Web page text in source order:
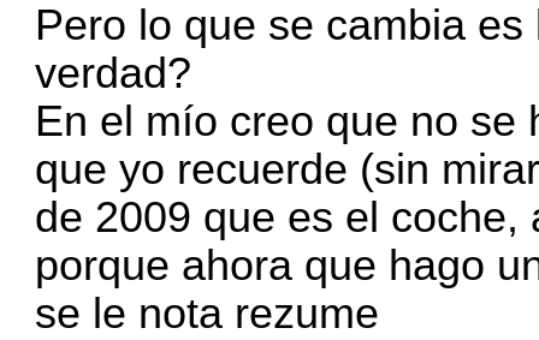
Pero lo que se cambia
verdad?
En el mío creo que no se
que yo recuerde (sin
de 2009 que es el
porque ahora que hago
se le nota rezume